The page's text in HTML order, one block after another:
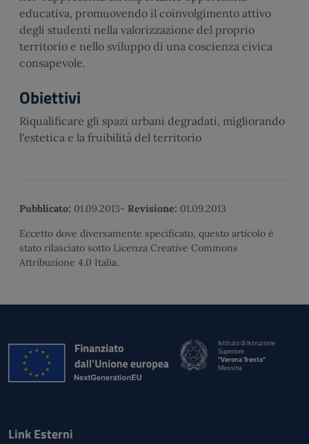
educativa, promuovendo il coinvolgimento attivo
degli studenti nella valorizzazione del proprio
territorio e nello sviluppo di una coscienza civica
consapevole.
Obiettivi
Riqualificare gli spazi urbani degradati, migliorando
l'estetica e la fruibilità del territorio
Pubblicato: 01.09.2013- Revisione: 01.09.2013
Eccetto dove diversamente specificato, questo articolo è
stato rilasciato sotto Licenza Creative Commons
Attribuzione 4.0 Italia.
Istituto di Istruzione
Superiore
"Verona Trento"
Messina
Link Esterni